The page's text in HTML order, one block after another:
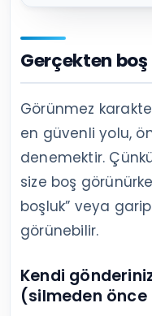
Gerçekten
Görünmez
en güvenli yolu,
denemektir.
size boş
boşluk” veya
görünebilir.
Kendi
(silmeden